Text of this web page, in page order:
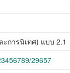
การนิเทศ) แบบ 2.1
29657